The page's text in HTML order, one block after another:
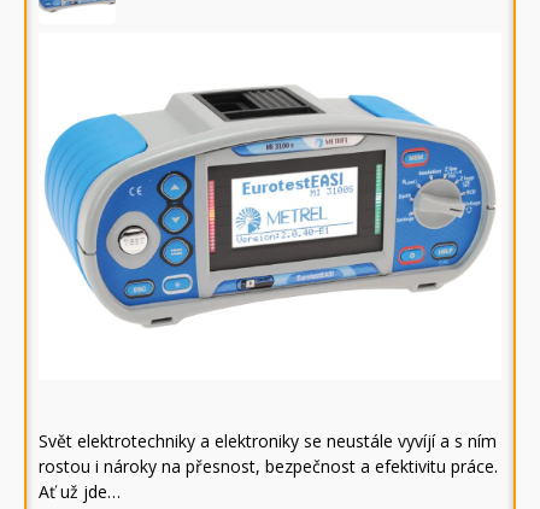
Svět elektrotechniky a elektroniky se neustále vyvíjí a s ním
rostou i nároky na přesnost, bezpečnost a efektivitu práce.
Ať už jde…